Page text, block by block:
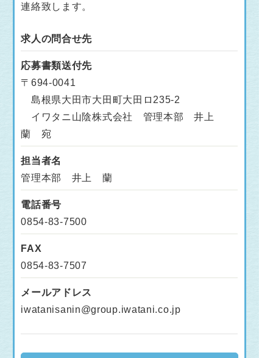
連絡致します。
求人の問合せ先
応募書類送付先
〒694-0041
島根県大田市大田町大田ロ235-2
イワタニ山陰株式会社 管理本部 井上
蘭 宛
担当者名
管理本部 井上 蘭
電話番号
0854-83-7500
FAX
0854-83-7507
メールアドレス
iwatanisanin@group.iwatani.co.jp